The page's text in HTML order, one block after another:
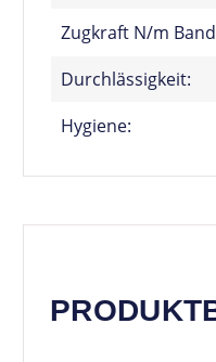
Zugkraft N/m
Durchlässigkeit:
Hygiene: